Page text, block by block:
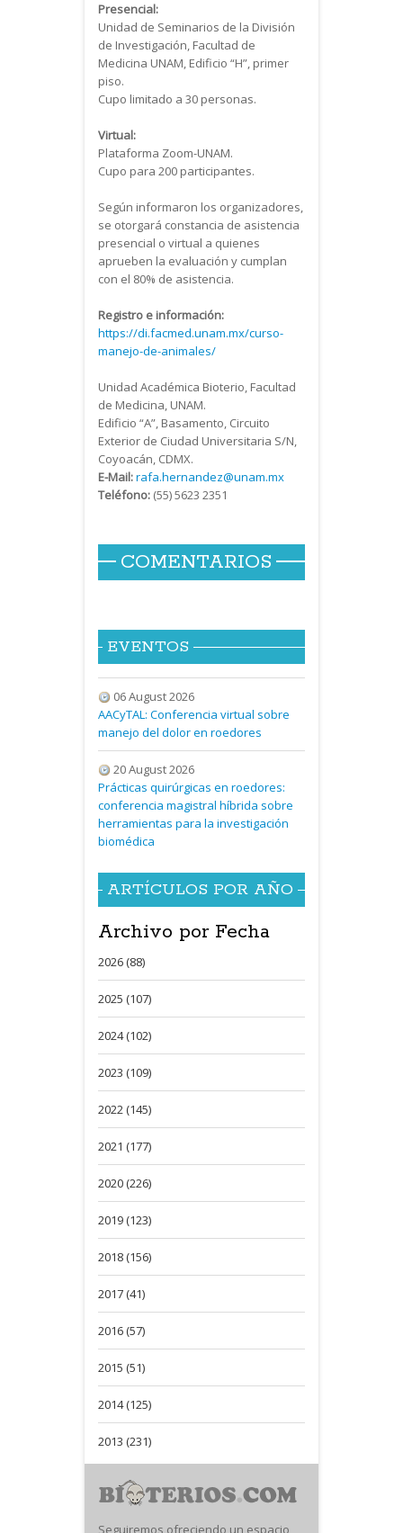
Presencial:
Unidad de Seminarios de la División
de Investigación, Facultad de
Medicina UNAM, Edificio “H”, primer
piso.
Cupo limitado a 30 personas.
Virtual:
Plataforma Zoom-UNAM.
Cupo para 200 participantes.
Según informaron los organizadores,
se otorgará constancia de asistencia
presencial o virtual a quienes
aprueben la evaluación y cumplan
con el 80% de asistencia.
Registro e información:
https://di.facmed.unam.mx/curso-
manejo-de-animales/
Unidad Académica Bioterio, Facultad
de Medicina, UNAM.
Edificio “A”, Basamento, Circuito
Exterior de Ciudad Universitaria S/N,
Coyoacán, CDMX.
E-Mail:rafa.hernandez@unam.mx
Teléfono: (55) 5623 2351
COMENTARIOS
EVENTOS
06 August 2026
AACyTAL: Conferencia virtual sobre
manejo del dolor en roedores
20 August 2026
Prácticas quirúrgicas en roedores:
conferencia magistral híbrida sobre
herramientas para la investigación
biomédica
ARTÍCULOS POR AÑO
Archivo por Fecha
2026 (88)
2025 (107)
2024 (102)
2023 (109)
2022 (145)
2021 (177)
2020 (226)
2019 (123)
2018 (156)
2017 (41)
2016 (57)
2015 (51)
2014 (125)
2013 (231)
Seguiremos ofreciendo un espacio